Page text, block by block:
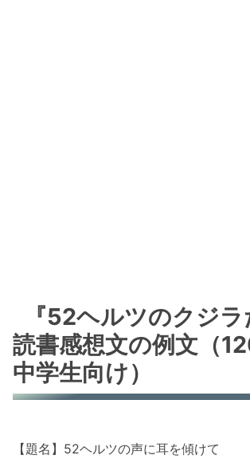
『52ヘルツのクジ
読書感想文の例文（
中学生向け）
【題名】52ヘルツの声に耳を傾けて